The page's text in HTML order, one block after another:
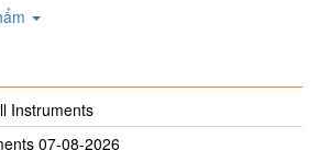
Instruments
07-08-2026